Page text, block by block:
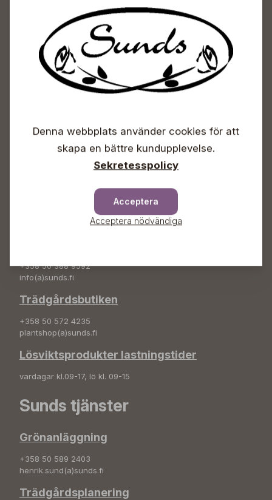
Sunds Trädgårdscenter
Öppet
Vardagar 09-18
Lördagar 09-16
+358 50 388 9592
info(a)sunds.fi
+358 50 388 9592
info(a)sunds.fi
Trädgårdsbutiken
+358 50 572 4235
plantshop(a)sunds.fi
Lösviktsprodukter lastningstider
vardagar kl.09-17, lö kl. 09-15
Sunds tjänster
Grönanläggning
+358 50 589 2403
henrik.sund(a)sunds.fi
Trädgårdsplanering
Denna webbplats använder cookies för att
skapa en bättre kundupplevelse.
Sekretesspolicy
Acceptera
Acceptera nödvändiga